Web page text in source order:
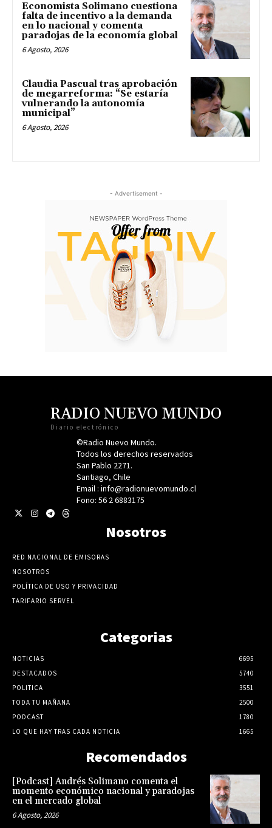
Economista Solimano cuestiona
falta de incentivo a la demanda
en lo nacional y comenta
paradojas de la economía global
6 Agosto, 2026
Claudia Pascual tras aprobación
de megarreforma: “Se estaría
vulnerando la autonomía
municipal”
6 Agosto, 2026
- Advertisement -
RADIO NUEVO MUNDO
Diario electrónico
©Radio Nuevo Mundo.
Todos los derechos reservados
San Pablo 2271.
Santiago, Chile
Email : info@radionuevomundo.cl
Fono: 56 2 6883175
Nosotros
RED NACIONAL DE EMISORAS
NOSOTROS
POLÍTICA DE USO Y PRIVACIDAD
TARIFARIO SERVEL
Categorias
NOTICIAS
6695
DESTACADOS
5740
POLITICA
3551
TODA TU MAÑANA
2500
PODCAST
1780
LO QUE HAY TRAS CADA NOTICIA
1665
Recomendados
[Podcast] Andrés Solimano comenta el
momento económico nacional y paradojas
en el mercado global
6 Agosto, 2026